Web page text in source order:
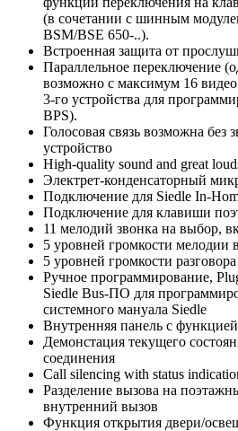
(в сочетании с шинным
BSM/BSE 650-..).
Встроенная защита от
Параллельное переключение
возможно с максимум 16
3-го устройства для
BPS).
Голосовая связь возможна без
устройство
High-quality sound and great
Электрет-конденсаторный
Подключение для Siedle In-
Подключение для клавиши
11 мелодий звонка на выбор,
5 уровней громкости мелодии
5 уровней громкости разговора
Ручное программирование,
Siedle Bus-ПО для
системного мануала Siedle
Внутренняя панель с функцией
Демонстация текущего
соединения
Call silencing with status
Разделение вызова на
внутренний вызов
Функция открытия двери/